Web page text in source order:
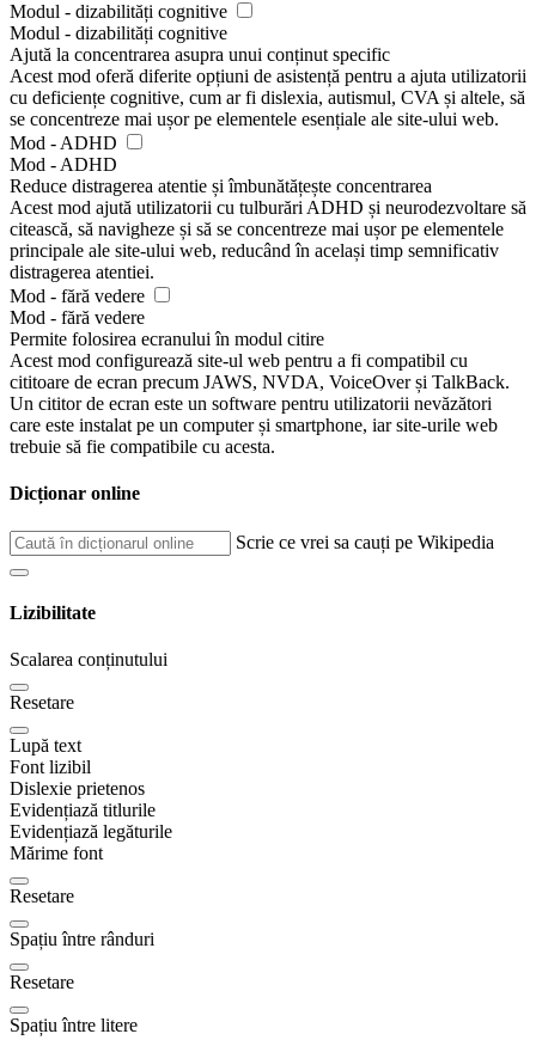
Modul - dizabilități cognitive
Modul - dizabilități cognitive
Ajută la concentrarea asupra unui conținut specific
Acest mod oferă diferite opțiuni de asistență pentru a ajuta utilizatorii
cu deficiențe cognitive, cum ar fi dislexia, autismul, CVA și altele, să
se concentreze mai ușor pe elementele esențiale ale site-ului web.
Mod - ADHD
Mod - ADHD
Reduce distragerea atentie și îmbunătățește concentrarea
Acest mod ajută utilizatorii cu tulburări ADHD și neurodezvoltare să
citească, să navigheze și să se concentreze mai ușor pe elementele
principale ale site-ului web, reducând în același timp semnificativ
distragerea atentiei.
Mod - fără vedere
Mod - fără vedere
Permite folosirea ecranului în modul citire
Acest mod configurează site-ul web pentru a fi compatibil cu
cititoare de ecran precum JAWS, NVDA, VoiceOver și TalkBack.
Un cititor de ecran este un software pentru utilizatorii nevăzători
care este instalat pe un computer și smartphone, iar site-urile web
trebuie să fie compatibile cu acesta.
Dicționar online
Scrie ce vrei sa cauți pe Wikipedia
Lizibilitate
Scalarea conținutului
Resetare
Lupă text
Font lizibil
Dislexie prietenos
Evidențiază titlurile
Evidențiază legăturile
Mărime font
Resetare
Spațiu între rânduri
Resetare
Spațiu între litere